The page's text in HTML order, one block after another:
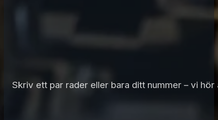
Skriv ett par rader eller bara ditt nummer – vi